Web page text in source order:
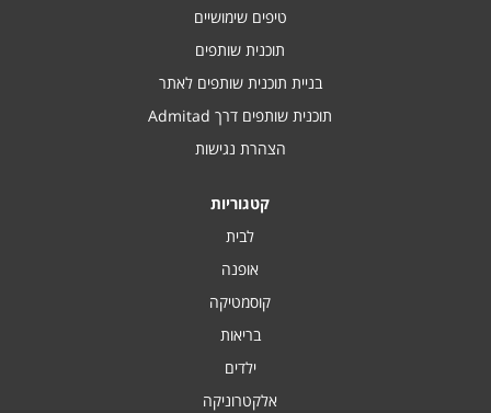
טיפים שימושיים
תוכנית שותפים
בניית תוכנית שותפים לאתר
תוכנית שותפים דרך Admitad
הצהרת נגישות
קטגוריות
לבית
אופנה
קוסמטיקה
בריאות
ילדים
אלקטרוניקה